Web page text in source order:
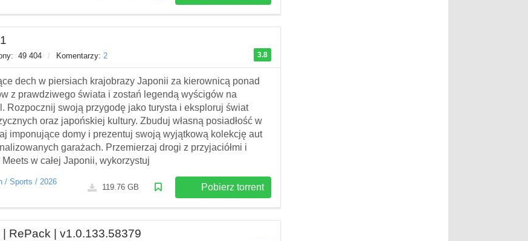
3.8
49 404 / Komentarzy: 2
dech w piersiach krajobrazy Japonii za kierownicą ponad
z prawdziwego świata i zostań legendą wyścigów na
Rozpocznij swoją przygodę jako turysta i eksploruj świat
oraz japońskiej kultury. Zbuduj własną posiadłość w
imponujące domy i prezentuj swoją wyjątkową kolekcję aut
garażach. Przemierzaj drogi z przyjaciółmi i
Meets w całej Japonii, wykorzystuj
Pobierz torrent
119.76 GB
/ Sports / 2026
RePack | v1.0.133.58379